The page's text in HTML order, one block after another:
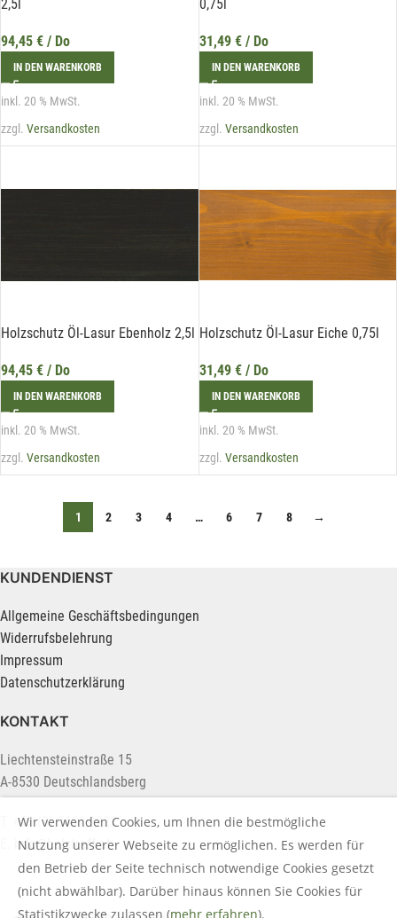
2,5l
94,45 € / Do
IN DEN WARENKORB
inkl. 20 % MwSt.
zzgl. Versandkosten
0,75l
31,49 €/ Do
IN DEN WARENKORB
inkl. 20 % MwSt.
zzgl. Versandkosten
Holzschutz Öl-Lasur Ebenholz 2,5l
94,45 € / Do
IN DEN WARENKORB
inkl. 20 % MwSt.
zzgl. Versandkosten
Holzschutz Öl-Lasur Eiche 0,75l
31,49 €/ Do
IN DEN WARENKORB
inkl. 20 % MwSt.
zzgl. Versandkosten
1 2 3 4 … 6 7 8 →
KUNDENDIENST
Allgemeine Geschäftsbedingungen
Widerrufsbelehrung
Impressum
Datenschutzerklärung
KONTAKT
Liechtensteinstraße 15
A-8530 Deutschlandsberg
T. +43 (0) 3462 2222
info@holztreff.at
Wir verwenden Cookies, um Ihnen die bestmögliche
Nutzung unserer Webseite zu ermöglichen. Es werden für
den Betrieb der Seite technisch notwendige Cookies gesetzt
(nicht abwählbar). Darüber hinaus können Sie Cookies für
Statistikzwecke zulassen (mehr erfahren).